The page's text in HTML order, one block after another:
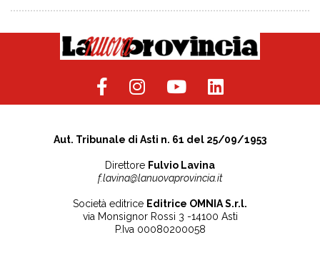
Aut. Tribunale di Asti n. 61 del 25/09/1953
Direttore Fulvio Lavina
f.lavina@lanuovaprovincia.it
Società editrice Editrice OMNIA S.r.l.
via Monsignor Rossi 3 -14100 Asti
P.Iva 00080200058